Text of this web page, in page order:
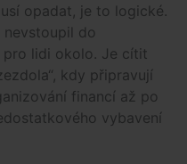
opadat, je to logické.
do
lidi okolo. Je cítit
kdy připravují
financí až po
vybavení